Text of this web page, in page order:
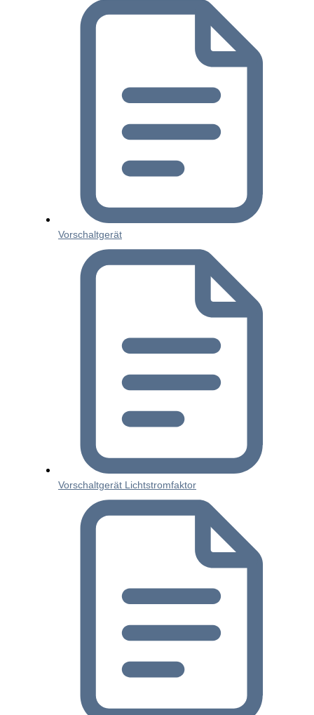
Vorschaltgerät
Vorschaltgerät Lichtstromfaktor